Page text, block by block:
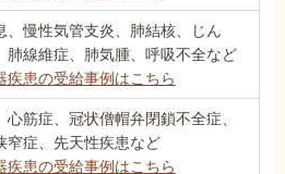
、慢性気管支炎、肺結核、じん
肺線維症、肺気腫、呼吸不全など
疾患の受給事例はこちら
心筋症、冠状僧帽弁閉鎖不全症、
窄症、先天性疾患など
疾患の受給事例はこちら